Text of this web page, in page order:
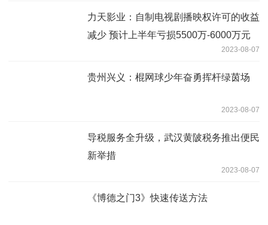
力天影业：自制电视剧播映权许可的收益
减少 预计上半年亏损5500万-6000万元
2023-08-07
贵州兴义：棍网球少年奋勇挥杆绿茵场
2023-08-07
导税服务全升级，武汉黄陂税务推出便民
新举措
2023-08-07
《博德之门3》快速传送方法